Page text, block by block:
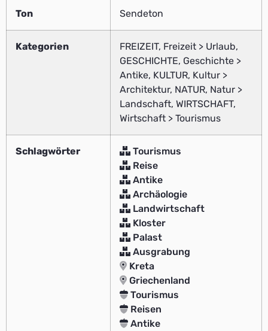
Ton Sendeton
Kategorien
FREIZEIT, Freizeit > Urlaub,
GESCHICHTE, Geschichte >
Antike, KULTUR, Kultur >
Architektur, NATUR, Natur >
Landschaft, WIRTSCHAFT,
Wirtschaft > Tourismus
Schlagwörter
Tourismus
Reise
Antike
Archäologie
Landwirtschaft
Kloster
Palast
Ausgrabung
Kreta
Griechenland
Tourismus
Reisen
Antike